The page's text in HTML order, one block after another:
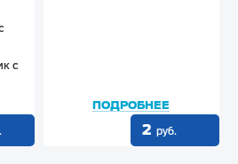
с
ПОДРОБНЕЕ
2 руб.